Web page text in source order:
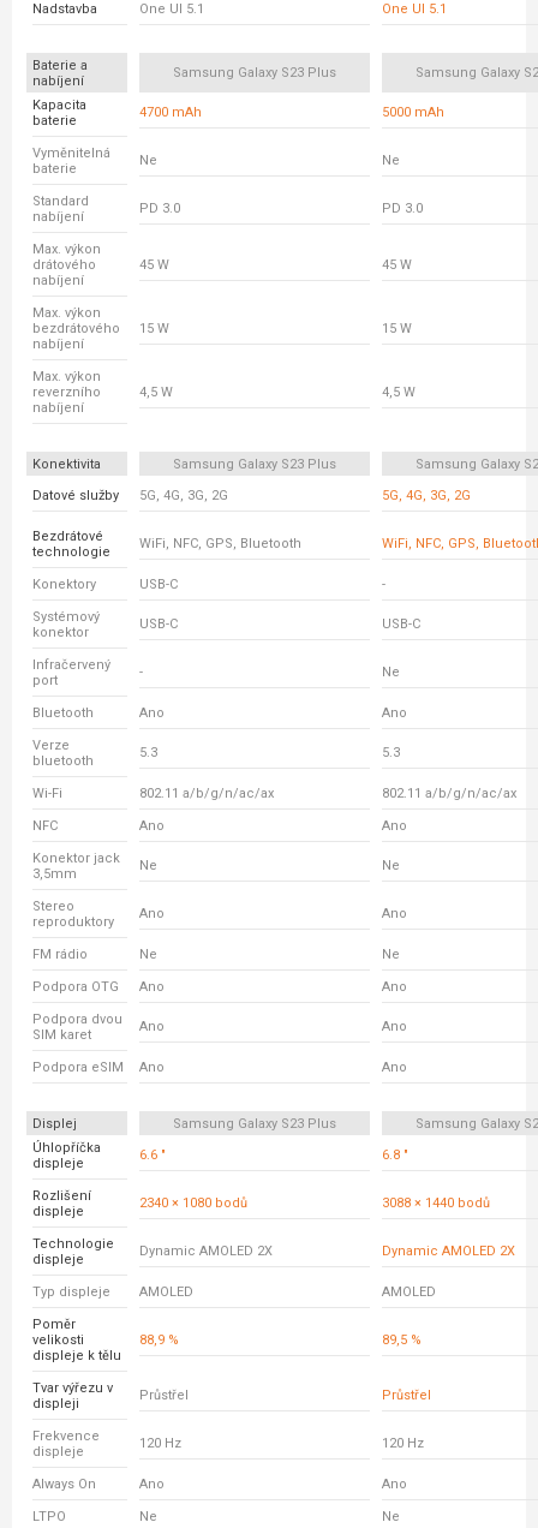
Nadstavba One UI 5.1 One UI 5.1
Baterie a
nabíjení
Samsung Galaxy S23 Plus Samsung Galaxy
Kapacita
baterie
4700 mAh 5000 mAh
Vyměnitelná
baterie
Ne Ne
Standard
nabíjení
PD 3.0 PD 3.0
Max. výkon
drátového
nabíjení
45 W 45 W
Max. výkon
bezdrátového
nabíjení
15 W 15 W
Max. výkon
reverzního
nabíjení
4,5 W 4,5 W
Konektivita Samsung Galaxy S23 Plus
Samsung Galaxy
Datové služby
5G, 4G, 3G, 2G 5G, 4G, 3G, 2G
Bezdrátové
technologie
WiFi, NFC, GPS, Bluetooth WiFi, NFC, GPS,
Konektory USB-C -
Systémový
konektor
USB-C USB-C
Infračervený
port
- Ne
Bluetooth Ano Ano
Verze
bluetooth
5.3 5.3
Wi-Fi 802.11 a/b/g/n/ac/ax 802.11 a/b/g/n/ac/ax
NFC Ano Ano
Konektor jack
3,5mm
Ne Ne
Stereo
reproduktory
Ano Ano
FM rádio Ne Ne
Podpora OTG Ano Ano
Podpora dvou
SIM karet
Ano Ano
Podpora eSIM Ano Ano
Displej Samsung Galaxy S23 Plus
Samsung Galaxy
Úhlopříčka
displeje
6.6 " 6.8 "
Rozlišení
displeje
2340 × 1080 bodů 3088 × 1440 bodů
Technologie
displeje
Dynamic AMOLED 2X Dynamic AMOLED 2X
Typ displeje AMOLED AMOLED
Poměr
velikosti
displeje k tělu
88,9 % 89,5 %
Tvar výřezu v
displeji
Průstřel Průstřel
Frekvence
displeje
120 Hz 120 Hz
Always On Ano Ano
LTPO Ne Ne